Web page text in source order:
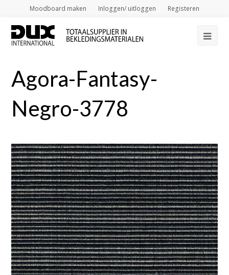
Moodboard maken Inloggen/ uitloggen Registeren
Agora-Fantasy-
Negro-3778